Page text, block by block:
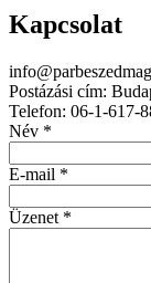
Kapcsolat
Postázási cím:
Telefon: 06-1-617-
Név *
E-mail *
Üzenet *